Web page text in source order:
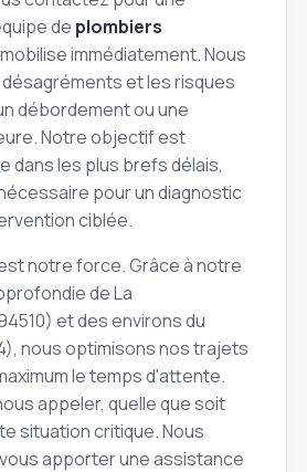
de plombiers
immédiatement. Nous
et les risques
débordement ou une
Notre objectif est
dans les plus brefs délais,
pour un diagnostic
ciblée.
notre force. Grâce à notre
de La
et des environs du
nous optimisons nos trajets
le temps d'attente.
appeler, quelle que soit
situation critique. Nous
apporter une assistance